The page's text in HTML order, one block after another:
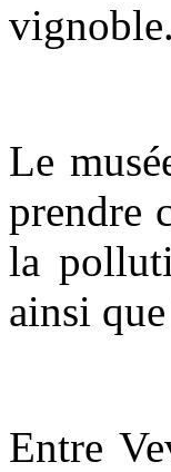
Le
prendre
la
ainsi
Entre